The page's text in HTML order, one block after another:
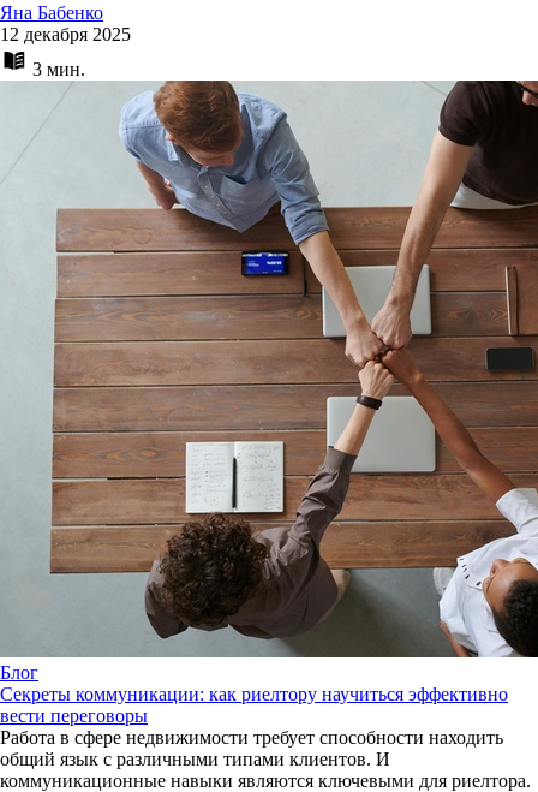
Яна Бабенко
12 декабря 2025
3 мин.
Блог
Секреты коммуникации: как риелтору научиться эффективно
вести переговоры
Работа в сфере недвижимости требует способности находить
общий язык с различными типами клиентов. И
коммуникационные навыки являются ключевыми для риелтора.